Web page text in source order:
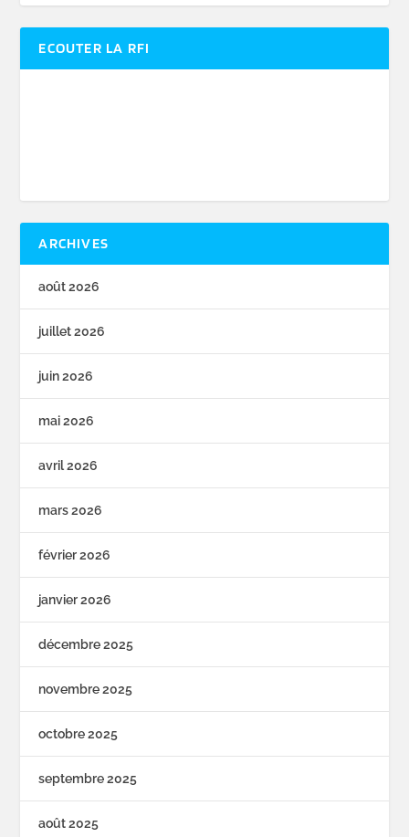
ECOUTER LA RFI
ARCHIVES
août 2026
juillet 2026
juin 2026
mai 2026
avril 2026
mars 2026
février 2026
janvier 2026
décembre 2025
novembre 2025
octobre 2025
septembre 2025
août 2025